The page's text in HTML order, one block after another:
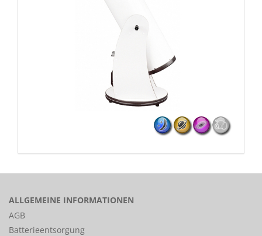
ALLGEMEINE INFORMATIONEN
AGB
Batterieentsorgung